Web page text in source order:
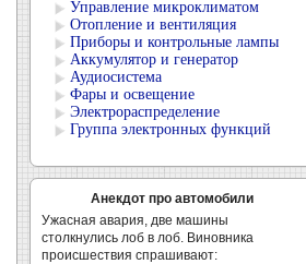
Управление микроклиматом
Отопление и вентиляция
Приборы и контрольные лампы
Аккумулятор и генератор
Аудиосистема
Фары и освещение
Электрораспределение
Группа электронных функций
Анекдот про автомобили
Ужасная авария, две машины
столкнулись лоб в лоб. Виновника
происшествия спрашивают: